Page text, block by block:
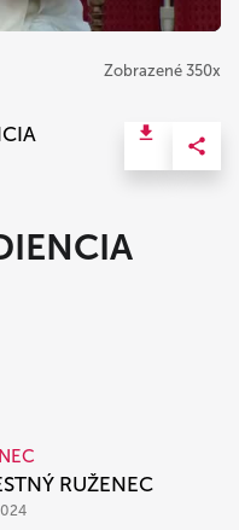
Zobrazené 350x
RUŽENEC